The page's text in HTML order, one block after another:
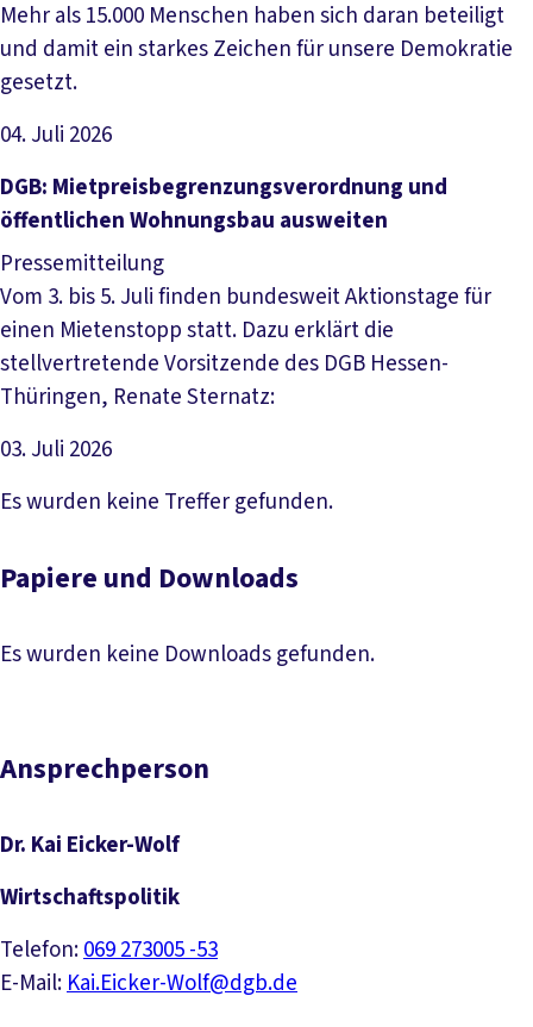
Mehr als 15.000 Menschen haben sich daran beteiligt
und damit ein starkes Zeichen für unsere Demokratie
gesetzt.
04. Juli 2026
Artikel lesen
DGB: Mietpreisbegrenzungsverordnung und
öffentlichen Wohnungsbau ausweiten
Pressemitteilung
Vom 3. bis 5. Juli finden bundesweit Aktionstage für
einen Mietenstopp statt. Dazu erklärt die
stellvertretende Vorsitzende des DGB Hessen-
Thüringen, Renate Sternatz:
03. Juli 2026
Artikel lesen
Es wurden keine Treffer gefunden.
Papiere und Downloads
Es wurden keine Downloads gefunden.
Ansprechperson
Dr. Kai Eicker-Wolf
Wirtschaftspolitik
Telefon:069 273005 -53
E-Mail:Kai.Eicker-Wolf@dgb.de